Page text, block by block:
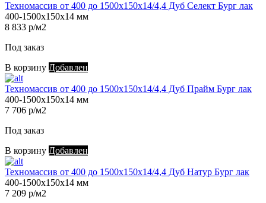
Техномассив от 400 до 1500х150х14/4,4 Дуб Селект Бург лак
400-1500х150х14 мм
8 833 р/м2
Под заказ
В корзину Добавлен
Техномассив от 400 до 1500х150х14/4,4 Дуб Прайм Бург лак
400-1500х150х14 мм
7 706 р/м2
Под заказ
В корзину Добавлен
Техномассив от 400 до 1500х150х14/4,4 Дуб Натур Бург лак
400-1500х150х14 мм
7 209 р/м2